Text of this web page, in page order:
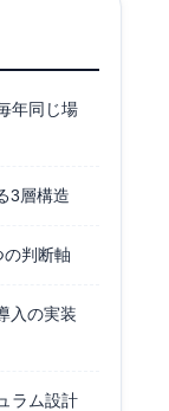
年同じ場
3層構造
判断軸
入の実装
ラム設計